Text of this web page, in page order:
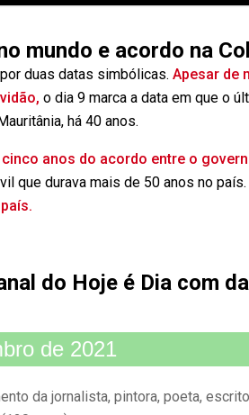
mundo e acordo na
duas datas simbólicas. Apesar de
o dia 9 marca a data em que o
há 40 anos.
anos do acordo entre o
que durava mais de 50 anos no país.
do Hoje é Dia com
de 2021
da jornalista, pintora, poeta,